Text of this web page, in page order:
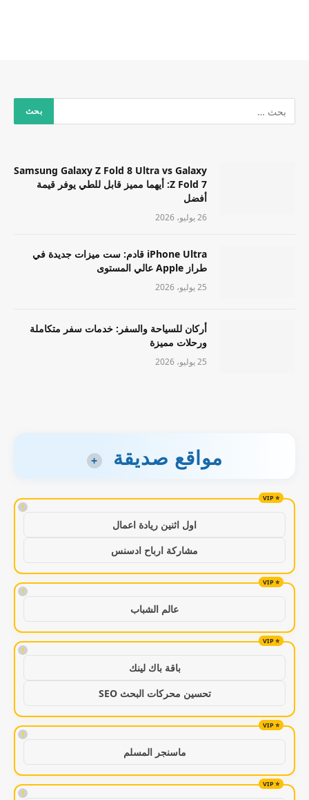
Samsung Galaxy Z Fold 8 Ultra vs Galaxy
Z Fold 7: أيهما مميز قابل للطي يوفر قيمة
أفضل
26 يوليو، 2026
iPhone Ultra قادم: ست ميزات جديدة في
طراز Apple عالي المستوى
25 يوليو، 2026
أركان للسياحة والسفر: خدمات سفر متكاملة
ورحلات مميزة
25 يوليو، 2026
مواقع صديقة +
!
اول اثنين ريادة اعمال
مشاركة ارباح ادسنس
!
عالم الشباب
!
باقة باك لينك
تحسين محركات البحث SEO
!
ماسنجر المسلم
!